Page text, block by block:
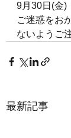
9月30日(金)
ご迷惑をお
ないようご
最新記事